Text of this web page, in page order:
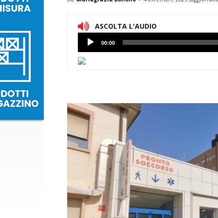
ASCOLTA L'AUDIO
Lettore
Audio
00:00